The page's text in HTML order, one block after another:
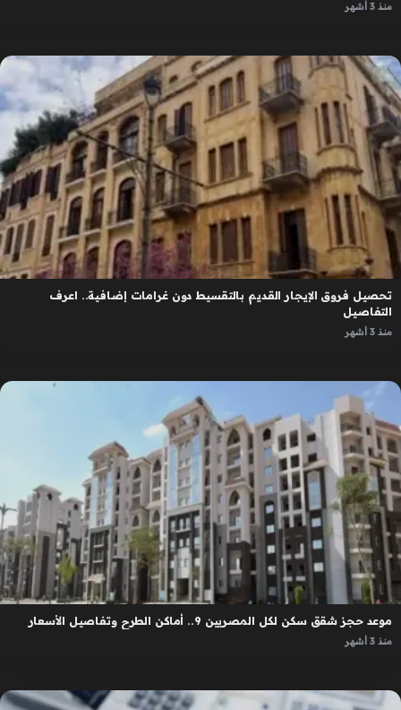
منذ 3 أشهر
تحصيل فروق الإيجار القديم بالتقسيط دون غرامات إضافية.. اعرف
التفاصيل
منذ 3 أشهر
موعد حجز شقق سكن لكل المصريين 9.. أماكن الطرح وتفاصيل الأسعار
منذ 3 أشهر